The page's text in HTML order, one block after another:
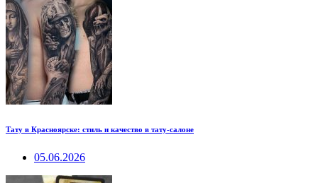
Тату в Красноярске: стиль и качество в тату-салоне
05.06.2026